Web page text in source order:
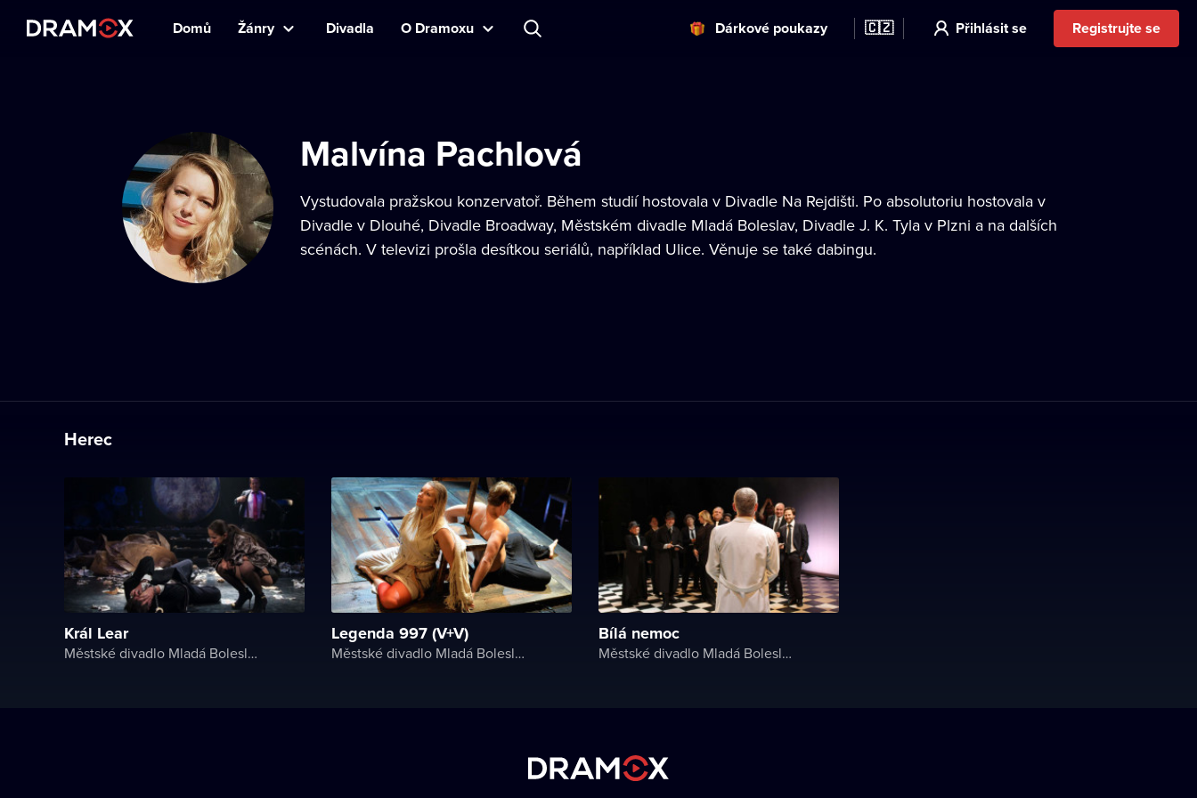
Domů Žánry Divadla O Dramoxu Dárkové poukazy 🇨🇿 Přihlásit se Registrujte se
Malvína Pachlová
Vystudovala pražskou konzervatoř. Během studií hostovala v Divadle Na Rejdišti. Po absolutoriu hostovala v
Divadle v Dlouhé, Divadle Broadway, Městském divadle Mladá Boleslav, Divadle J. K. Tyla v Plzni a na dalších
scénách. V televizi prošla desítkou seriálů, například Ulice. Věnuje se také dabingu.
Herec
Král Lear
Městské divadlo Mladá Boleslav
Legenda 997 (V+V)
Městské divadlo Mladá Boleslav
Bílá nemoc
Městské divadlo Mladá Boleslav